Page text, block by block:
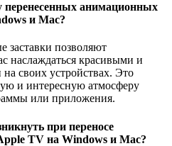
перенесенных анимационных
и Mac?
заставки позволяют
наслаждаться красивыми и
своих устройствах. Это
и интересную атмосферу
или приложения.
при переносе
TV на Windows и Mac?